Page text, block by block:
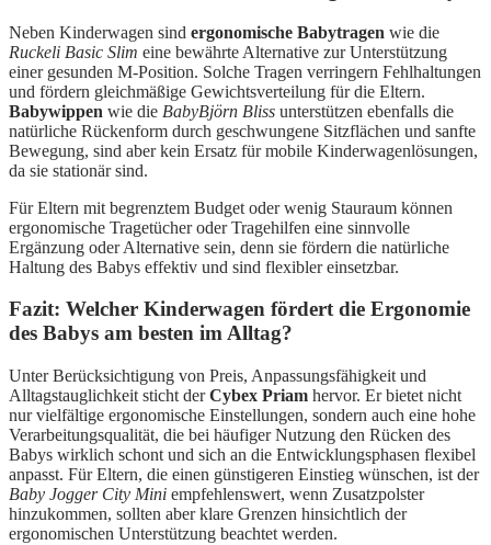
Neben Kinderwagen sind ergonomische Babytragen wie die
Ruckeli Basic Slim eine bewährte Alternative zur Unterstützung
einer gesunden M-Position. Solche Tragen verringern Fehlhaltungen
und fördern gleichmäßige Gewichtsverteilung für die Eltern.
Babywippen wie die BabyBjörn Bliss unterstützen ebenfalls die
natürliche Rückenform durch geschwungene Sitzflächen und sanfte
Bewegung, sind aber kein Ersatz für mobile Kinderwagenlösungen,
da sie stationär sind.
Für Eltern mit begrenztem Budget oder wenig Stauraum können
ergonomische Tragetücher oder Tragehilfen eine sinnvolle
Ergänzung oder Alternative sein, denn sie fördern die natürliche
Haltung des Babys effektiv und sind flexibler einsetzbar.
Fazit: Welcher Kinderwagen fördert die Ergonomie
des Babys am besten im Alltag?
Unter Berücksichtigung von Preis, Anpassungsfähigkeit und
Alltagstauglichkeit sticht derCybex Priam hervor. Er bietet nicht
nur vielfältige ergonomische Einstellungen, sondern auch eine hohe
Verarbeitungsqualität, die bei häufiger Nutzung den Rücken des
Babys wirklich schont und sich an die Entwicklungsphasen flexibel
anpasst. Für Eltern, die einen günstigeren Einstieg wünschen, ist der
Baby Jogger City Mini empfehlenswert, wenn Zusatzpolster
hinzukommen, sollten aber klare Grenzen hinsichtlich der
ergonomischen Unterstützung beachtet werden.